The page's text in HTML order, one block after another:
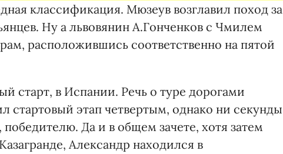
классификация. Мюзеув возглавил поход за
Ну а львовянин А.Гонченков с Чмилем
расположившись соответственно на пятой
старт, в Испании. Речь о туре дорогами
стартовый этап четвертым, однако ни секунды
Да и в общем зачете, хотя затем
Александр находился в